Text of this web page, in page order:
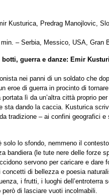
Kusturica, Predrag Manojlovic,
– Serbia, Messico, USA, Gran
guerra e danze: Emir
nei panni di un soldato che
eroe di guerra in procinto di
lì da un’altra città proprio per
sta dando la caccia. Kusturica
tradizione – ai confini geografici
solo lo sfondo, nemmeno il
bandiera (le tute nere delle forze
servono per caricare e dare
concetti di bellezza e poesia
i frutti, i luoghi dell’entroterra
di lasciare vuoti incolmabili.